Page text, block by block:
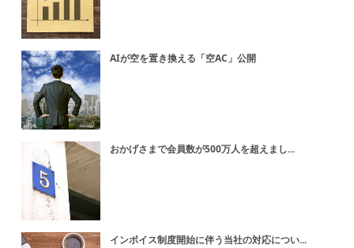
AIが空を置き換える「空AC」公開
おかげさまで会員数が500万人を超えまし...
インボイス制度開始に伴う当社の対応につい...